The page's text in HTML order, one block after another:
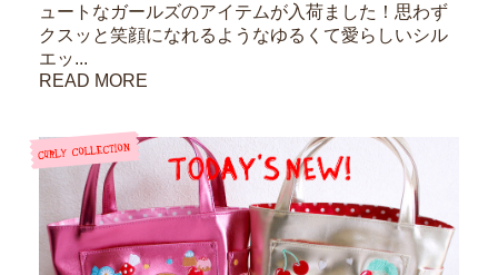
ュートなガールズのアイテムが入荷ました！思わず
クスッと笑顔になれるようなゆるくて愛らしいシル
エッ...
READ MORE